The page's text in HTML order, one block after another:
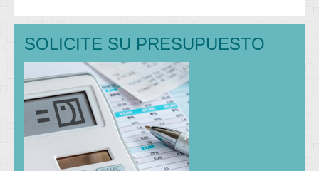
SOLICITE SU PRESUPUESTO